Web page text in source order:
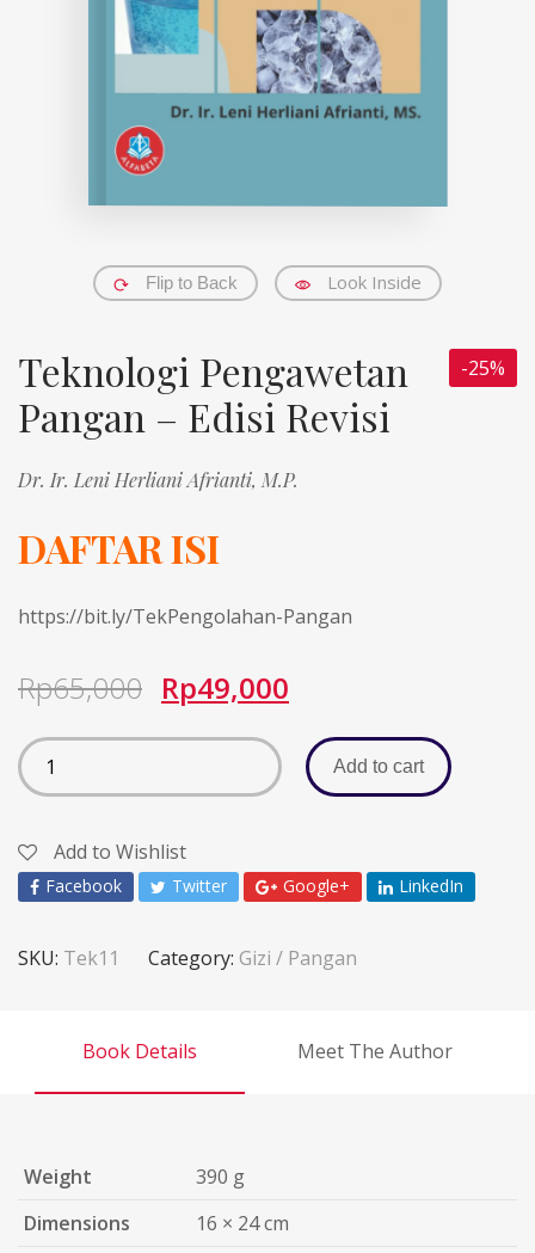
Flip to Back Look Inside
-25%
Teknologi Pengawetan
Pangan – Edisi Revisi
Dr. Ir. Leni Herliani Afrianti, M.P.
DAFTAR ISI
https://bit.ly/TekPengolahan-Pangan
Rp65,000 Rp49,000
Add to cart
Add to Wishlist
Facebook Twitter Google+ LinkedIn
SKU: Tek11 Category: Gizi / Pangan
Book Details Meet The Author
Weight
390 g
Dimensions
16 × 24 cm